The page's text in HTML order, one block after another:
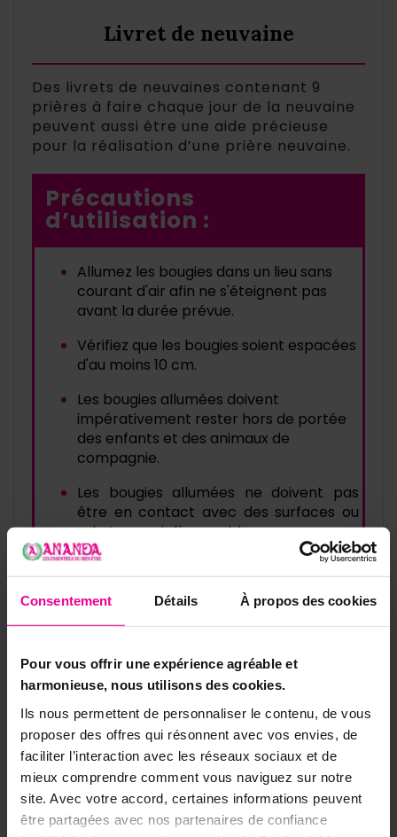
Consentement Détails À propos des cookies
Pour vous offrir une expérience agréable et
harmonieuse, nous utilisons des cookies.
Ils nous permettent de personnaliser le contenu, de vous
proposer des offres qui résonnent avec vos envies, de
faciliter l’interaction avec les réseaux sociaux et de
mieux comprendre comment vous naviguez sur notre
site. Avec votre accord, certaines informations peuvent
être partagées avec nos partenaires de confiance
Livret de neuvaine
Des livrets de neuvaines contenant 9
prières à faire chaque jour de la neuvaine
peuvent aussi être une aide précieuse
pour la réalisation d’une prière neuvaine.
Précautions
d’utilisation :
Allumez les bougies dans un lieu sans
courant d'air afin ne s'éteignent pas
avant la durée prévue.
Vérifiez que les bougies soient espacées
d'au moins 10 cm.
Les bougies allumées doivent
impérativement rester hors de portée
des enfants et des animaux de
compagnie.
Les bougies allumées ne doivent pas
être en contact avec des surfaces ou
substances inflammables.
Ne jamais laisser brûler les bougies sans
Nos articles sur les neuvaines